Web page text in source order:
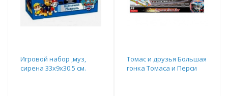
Игровой набор ,муз,
сирена 33х9х30.5 см.
Томас и друзья Большая
гонка Томаса и Перси